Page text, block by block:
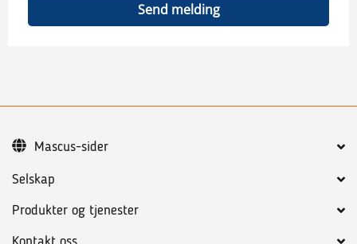
Send melding
Selskap
Produkter og tjenester
Mascus-sider